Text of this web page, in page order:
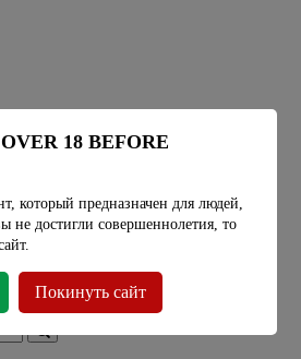
Vapeshop
36
18 BEFORE
который предназначен для людей,
не достигли совершеннолетия, то
Покинуть сайт